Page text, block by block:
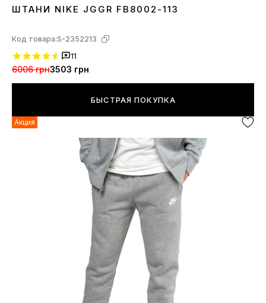
SMLXL
ШТАНИ NIKE JGGR FB8002-113
Код товара:S-2352213
11
6006 грн3503 грн
БЫСТРАЯ ПОКУПКА
Акция